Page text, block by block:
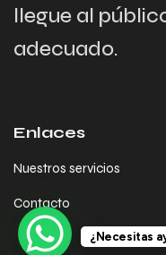
llegue al
adecuado.
Enlaces
Nuestros servicios
Contacto
¿Necesitas